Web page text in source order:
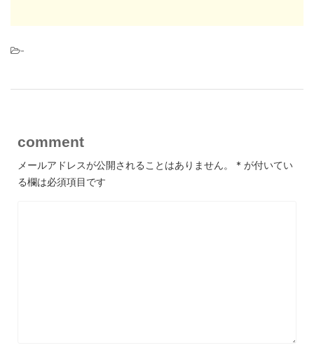
-
comment
メールアドレスが公開されることはありません。 * が付いてい
る欄は必須項目です